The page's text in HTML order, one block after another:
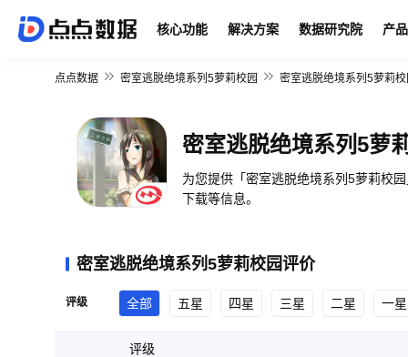
核心功能 解决方案 数据研究院 产
点点数据 密室逃脱绝境系列5萝莉校园 密室逃脱绝境系列5萝莉
密室逃脱绝境系列5萝
为您提供「密室逃脱绝境系列5萝莉校
下载等信息。
密室逃脱绝境系列5萝莉校园评价
评级 全部 五星 四星 三星 二星 一星
评级